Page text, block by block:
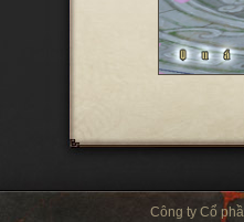
Công ty Cổ